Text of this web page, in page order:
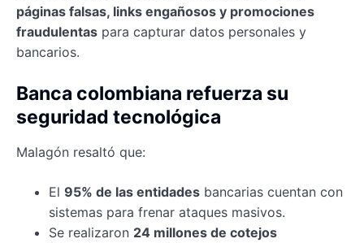
páginas falsas, links engañosos y promociones
fraudulentas para capturar datos personales y
bancarios.
Banca colombiana refuerza su
seguridad tecnológica
Malagón resaltó que:
El 95% de las entidades bancarias cuentan con
sistemas para frenar ataques masivos.
Se realizaron 24 millones de cotejos